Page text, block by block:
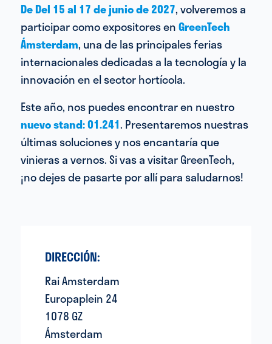
DeDel 15 al 17 de junio de 2027, volveremos a
participar como expositores enGreenTech
Ámsterdam, una de las principales ferias
internacionales dedicadas a la tecnología y la
innovación en el sector hortícola.
Este año, nos puedes encontrar en nuestro
nuevo stand: 01.241. Presentaremos nuestras
últimas soluciones y nos encantaría que
vinieras a vernos. Si vas a visitar GreenTech,
¡no dejes de pasarte por allí para saludarnos!
DIRECCIÓN:
Rai Amsterdam
Europaplein 24
1078 GZ
Ámsterdam